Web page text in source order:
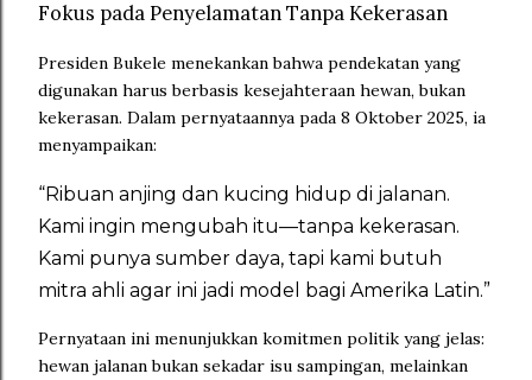
Fokus pada Penyelamatan Tanpa Kekerasan
Presiden Bukele menekankan bahwa pendekatan yang
digunakan harus berbasis kesejahteraan hewan, bukan
kekerasan. Dalam pernyataannya pada 8 Oktober 2025, ia
menyampaikan:
“Ribuan anjing dan kucing hidup di jalanan.
Kami ingin mengubah itu—tanpa kekerasan.
Kami punya sumber daya, tapi kami butuh
mitra ahli agar ini jadi model bagi Amerika Latin.”
Pernyataan ini menunjukkan komitmen politik yang jelas:
hewan jalanan bukan sekadar isu sampingan, melainkan